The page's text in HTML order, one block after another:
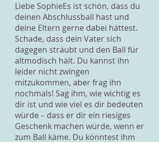
Liebe SophieEs ist schön, dass du
deinen Abschlussball hast und
deine Eltern gerne dabei hättest.
Schade, dass dein Vater sich
dagegen sträubt und den Ball für
altmodisch hält. Du kannst ihn
leider nicht zwingen
mitzukommen, aber frag ihn
nochmals! Sag ihm, wie wichtig es
dir ist und wie viel es dir bedeuten
würde – dass er dir ein riesiges
Geschenk machen würde, wenn er
zum Ball käme. Du könntest ihm